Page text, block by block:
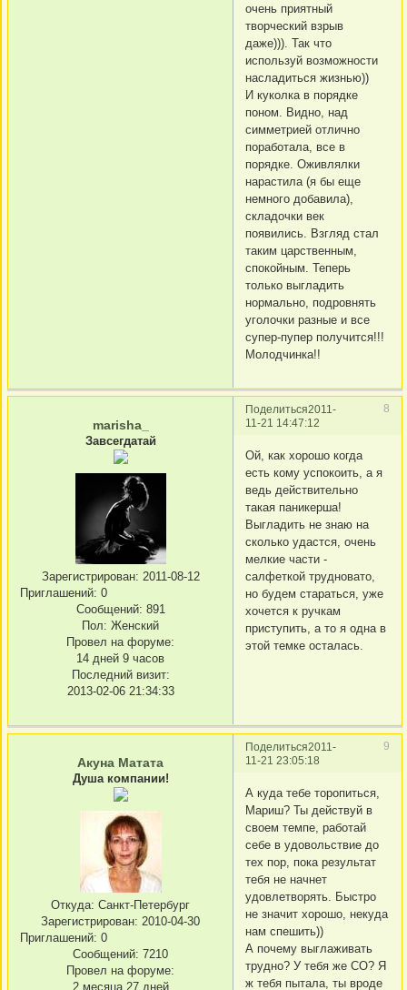
очень приятный
творческий взрыв
даже))). Так что
используй возможности
насладиться жизнью))
И куколка в порядке
поном. Видно, над
симметрией отлично
поработала, все в
порядке. Оживлялки
нарастила (я бы еще
немного добавила),
складочки век
появились. Взгляд стал
таким царственным,
спокойным. Теперь
только выгладить
нормально, подровнять
уголочки разные и все
супер-пупер получится!!!
Молодчинка!!
Поделиться 8
2011-
11-21 14:47:12
marisha_
Завсегдатай
Зарегистрирован: 2011-08-12
Приглашений: 0
Сообщений: 891
Пол: Женский
Провел на форуме:
14 дней 9 часов
Последний визит:
2013-02-06 21:34:33
Ой, как хорошо когда
есть кому успокоить, а я
ведь действительно
такая паникерша!
Выгладить не знаю на
сколько удастся, очень
мелкие части -
салфеткой трудновато,
но будем стараться, уже
хочется к ручкам
приступить, а то я одна в
этой темке осталась.
Поделиться 9
2011-
11-21 23:05:18
Акуна Матата
Душа компании!
Откуда: Санкт-Петербург
Зарегистрирован: 2010-04-30
Приглашений: 0
Сообщений: 7210
Провел на форуме:
2 месяца 27 дней
А куда тебе торопиться,
Мариш? Ты действуй в
своем темпе, работай
себе в удовольствие до
тех пор, пока результат
тебя не начнет
удовлетворять. Быстро
не значит хорошо, некуда
нам спешить))
А почему выглаживать
трудно? У тебя же СО? Я
ж тебя пытала, ты вроде